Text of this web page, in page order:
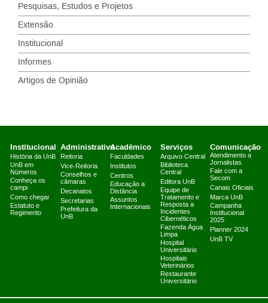
Pesquisas, Estudos e Projetos
Extensão
Institucional
Informes
Artigos de Opinião
Institucional
História da UnB
UnB em
Números
Conheça os
campi
Como chegar
Estatuto e
Regimento
Administrativo
Reitoria
Vice-Reitoria
Conselhos e
câmaras
Decanatos
Secretarias
Prefeitura da
UnB
Acadêmico
Faculdades
Institutos
Centros
Educação a
Distância
Assuntos
Internacionais
Serviços
Arquivo Central
Biblioteca
Central
Editora UnB
Equipe de
Tratamento e
Resposta a
Incidentes
Cibernéticos
Fazenda Água
Limpa
Hospital
Universitário
Hospitais
Veterinários
Restaurante
Universitário
Comunicação
Atendimento a
Jornalistas
Fale com a
Secom
Canais Oficiais
Marca UnB
Campanha
Institucional
2025
Planner 2024
UnB TV